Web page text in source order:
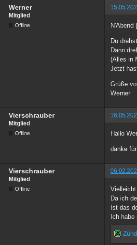
Werner
Mitglied
Offline N'Abend
Du
Dann
(Alles in
Jetzt
Grüße
Werner
Vierschrauber
Mitglied
Offline Hallo
danke
Vierschrauber
Mitglied
Offline
Da ich
Ist das
Ich